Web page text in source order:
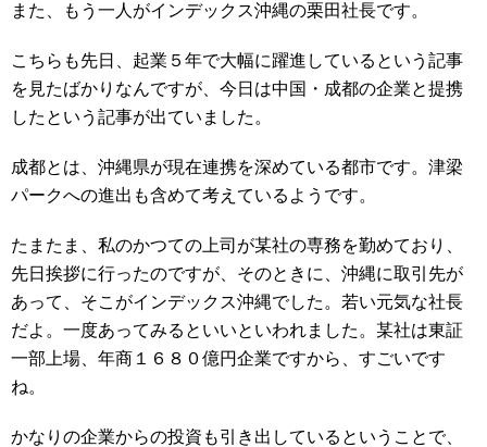
また、もう一人がインデックス沖縄の栗田社長です。
こちらも先日、起業５年で大幅に躍進しているという記事
を見たばかりなんですが、今日は中国・成都の企業と提携
したという記事が出ていました。
成都とは、沖縄県が現在連携を深めている都市です。津梁
パークへの進出も含めて考えているようです。
たまたま、私のかつての上司が某社の専務を勤めており、
先日挨拶に行ったのですが、そのときに、沖縄に取引先が
あって、そこがインデックス沖縄でした。若い元気な社長
だよ。一度あってみるといいといわれました。某社は東証
一部上場、年商１６８０億円企業ですから、すごいです
ね。
かなりの企業からの投資も引き出しているということで、